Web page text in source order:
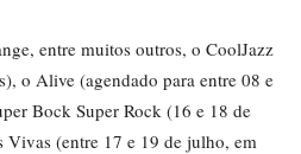
entre muitos outros, o CoolJazz
o Alive (agendado para entre 08 e
Bock Super Rock (16 e 18 de
Vivas (entre 17 e 19 de julho, em